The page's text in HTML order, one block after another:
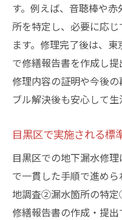
す。例えば、音聴棒や
所を特定し、必要に応
ます。修理完了後は、
で修繕報告書を作成し提
修理内容の証明や今後
ブル解決後も安心して生
目黒区で実施される標
目黒区での地下漏水修
で一貫した手順で進め
地調査②漏水箇所の特
修繕報告書の作成・提